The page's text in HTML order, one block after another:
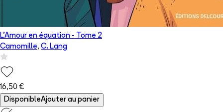
L'Amour en équation - Tome 2
Camomille, C. Lang
16,50 €
DisponibleAjouter au panier